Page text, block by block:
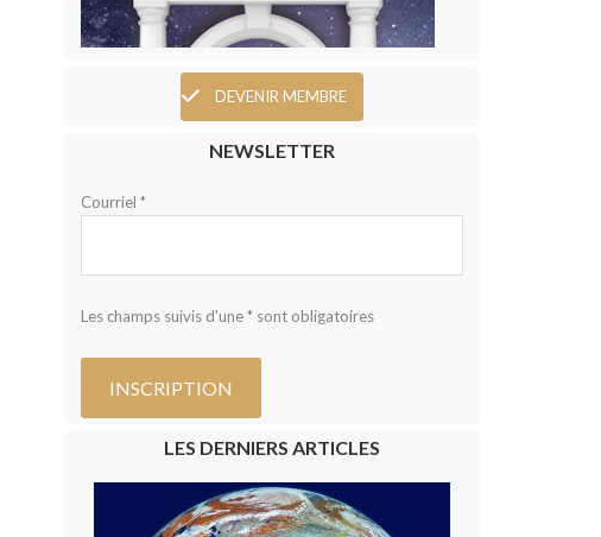
DEVENIR MEMBRE
NEWSLETTER
Courriel *
Les champs suivis d'une * sont obligatoires
LES DERNIERS ARTICLES